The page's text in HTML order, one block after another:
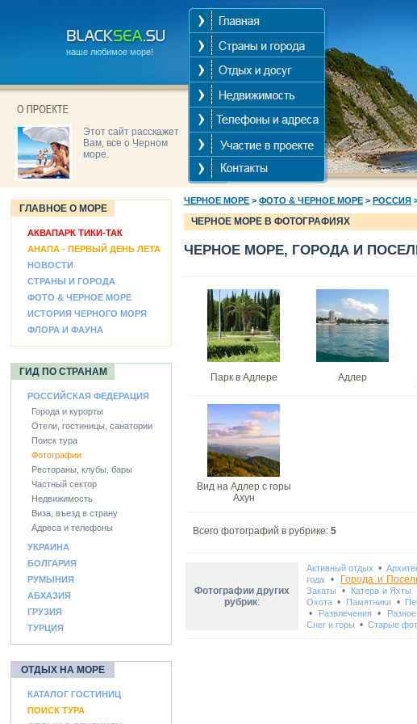
наше любимое море!
Этот сайт расскажет
Вам, все о Черном
море.
ГЛАВНОЕ О МОРЕ
АКВАПАРК ТИКИ-ТАК
АНАПА - ПЕРВЫЙ ДЕНЬ ЛЕТА
НОВОСТИ
СТРАНЫ И ГОРОДА
ФОТО & ЧЕРНОЕ МОРЕ
ИСТОРИЯ ЧЕРНОГО МОРЯ
ФЛОРА И ФАУНА
ГИД ПО СТРАНАМ
РОССИЙСКАЯ ФЕДЕРАЦИЯ
Города и курорты
Отели, гостиницы, санатории
Поиск тура
Фотографии
Рестораны, клубы, бары
Частный сектор
Недвижимость
Виза, въезд в страну
Адреса и телефоны
УКРАИНА
БОЛГАРИЯ
РУМЫНИЯ
АБХАЗИЯ
ГРУЗИЯ
ТУРЦИЯ
ОТДЫХ НА МОРЕ
КАТАЛОГ ГОСТИНИЦ
ПОИСК ТУРА
ЧЕРНОЕ МОРЕ > ФОТО & ЧЕРНОЕ МОРЕ > РОССИЯ
ЧЕРНОЕ МОРЕ В ФОТОГРАФИЯХ
ЧЕРНОЕ МОРЕ, ГОРОДА И
Парк в Адлере Адлер
Вид на Адлер с горы
Ахун
Всего фотографий в рубрике: 5
Фотографии других
рубрик:
Активный отдых •
года• Города и
Закаты • Катера и Яхты
Охота• Памятники•
• Развлечения• Разное
Снег и горы • Старые